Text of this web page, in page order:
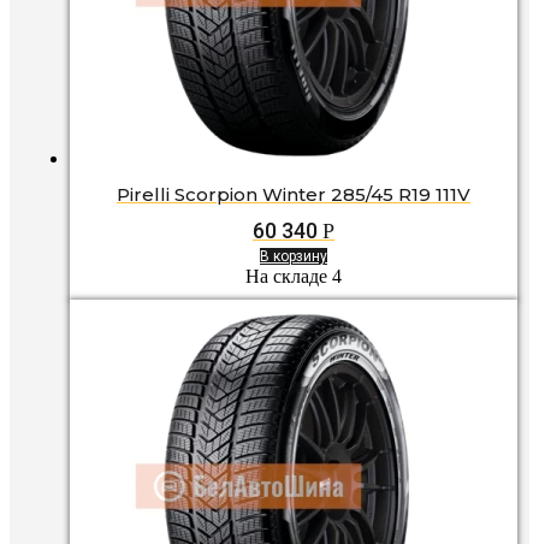
Pirelli Scorpion Winter 285/45 R19 111V
60 340 Р
В корзину
На складе 4